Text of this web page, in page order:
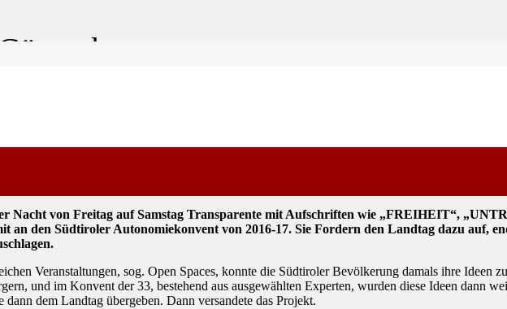
kommen
Nacht von Freitag auf Samstag Transparente mit Aufschriften wie „FREIHEIT“,
den Südtiroler Autonomiekonvent von 2016-17. Sie Fordern den Landtag dazu auf,
Veranstaltungen, sog. Open Spaces, konnte die Südtiroler Bevölkerung damals ihre Ideen
und im Konvent der 33, bestehend aus ausgewählten Experten, wurden diese Ideen dann
dem Landtag übergeben. Dann versandete das Projekt.